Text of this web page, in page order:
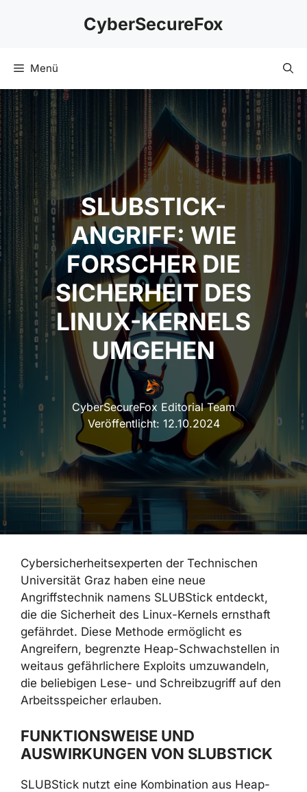
CyberSecureFox
Menü
SLUBSTICK-
ANGRIFF: WIE
FORSCHER DIE
SICHERHEIT DES
LINUX-KERNELS
UMGEHEN
CyberSecureFox Editorial Team
Veröffentlicht: 12.10.2024
Cybersicherheitsexperten der Technischen
Universität Graz haben eine neue
Angriffstechnik namens SLUBStick entdeckt,
die die Sicherheit des Linux-Kernels ernsthaft
gefährdet. Diese Methode ermöglicht es
Angreifern, begrenzte Heap-Schwachstellen in
weitaus gefährlichere Exploits umzuwandeln,
die beliebigen Lese- und Schreibzugriff auf den
Arbeitsspeicher erlauben.
FUNKTIONSWEISE UND
AUSWIRKUNGEN VON SLUBSTICK
SLUBStick nutzt eine Kombination aus Heap-